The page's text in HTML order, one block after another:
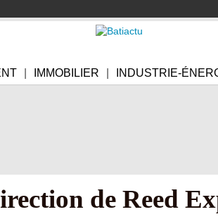
IMMOBILIER INDUSTRIE-
de Reed